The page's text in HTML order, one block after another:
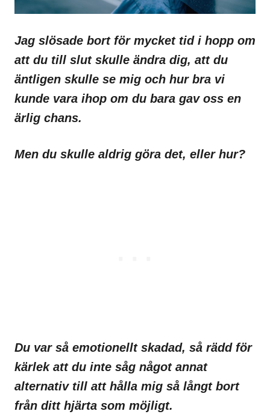
Jag slösade bort för mycket tid i hopp om
att du till slut skulle ändra dig, att du
äntligen skulle se mig och hur bra vi
kunde vara ihop om du bara gav oss en
ärlig chans.
Men du skulle aldrig göra det, eller hur?
Du var så emotionellt skadad, så rädd för
kärlek att du inte såg något annat
alternativ till att hålla mig så långt bort
från ditt hjärta som möjligt.